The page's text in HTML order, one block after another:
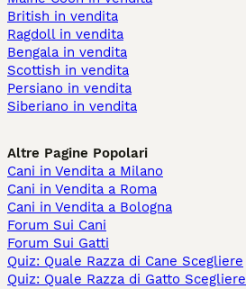
British in vendita
Ragdoll in vendita
Bengala in vendita
Scottish in vendita
Persiano in vendita
Siberiano in vendita
Altre Pagine Popolari
Cani in Vendita a Milano
Cani in Vendita a Roma
Cani in Vendita a Bologna
Forum Sui Cani
Forum Sui Gatti
Quiz: Quale Razza di Cane Scegliere
Quiz: Quale Razza di Gatto Scegliere